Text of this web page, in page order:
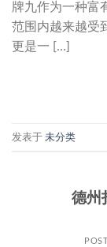
牌九作为一种富
范围内越来越受
更是一 […]
发表于 未分类
德州